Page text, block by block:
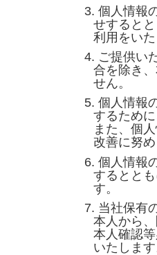
個人情報
せすると
利用をい
ご提供い
合を除き
せん。
個人情報
するため
また、個
改善に努
個人情報
するとと
す。
当社保有
本人から
本人確認
いたしま